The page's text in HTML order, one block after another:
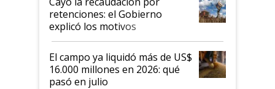
retenciones: el Gobierno
explicó los motivos
El campo ya liquidó más de US$
16.000 millones en 2026: qué
pasó en julio